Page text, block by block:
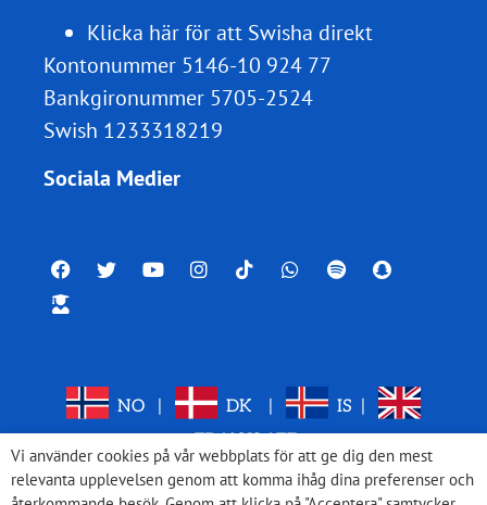
Klicka här för att Swisha direkt
Kontonummer 5146-10 924 77
Bankgironummer 5705-2524
Swish 1233318219
Sociala Medier
NO DK IS
TRANSLATE
Vi använder cookies på vår webbplats för att ge dig den mest
relevanta upplevelsen genom att komma ihåg dina preferenser och